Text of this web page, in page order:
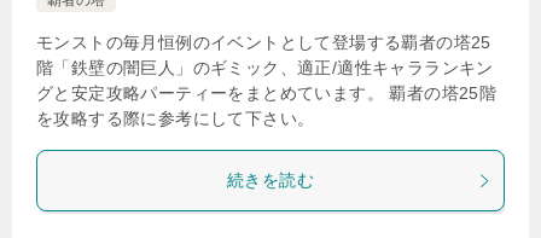
モンストの毎月恒例のイベントとして登場する覇者の塔25
階「鉄壁の闇巨人」のギミック、適正/適性キャラランキン
グと安定攻略パーティーをまとめています。 覇者の塔25階
を攻略する際に参考にして下さい。
続きを読む